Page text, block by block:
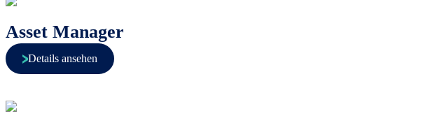
Asset Manager
Details ansehen